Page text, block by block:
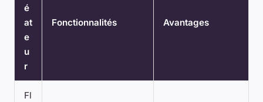
é
at
e
u
r
Fonctionnalités Avantages
Fl